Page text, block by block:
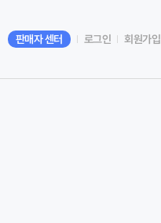
판매자 센터 로그인 회원가입